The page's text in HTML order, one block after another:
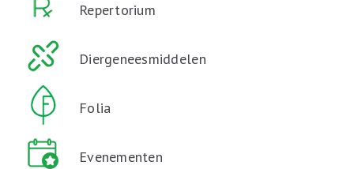
Repertorium
Diergeneesmiddelen
Folia
Evenementen